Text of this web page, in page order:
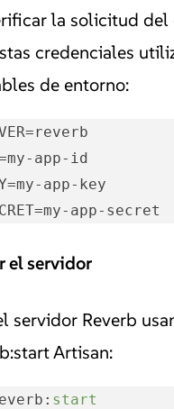
la solicitud del
credenciales
de entorno:
=my-app-secret
el servidor
servidor Reverb
Artisan:
start